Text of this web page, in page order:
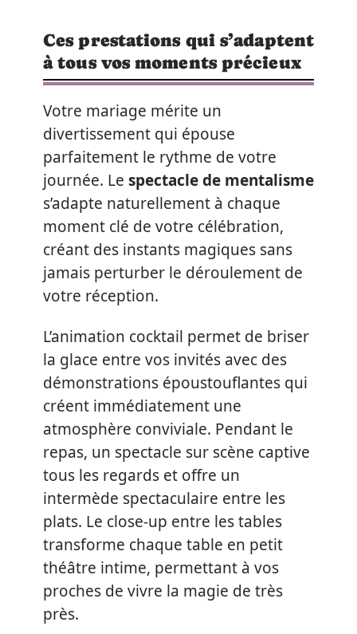
Ces prestations qui s’adaptent
à tous vos moments précieux
Votre mariage mérite un
divertissement qui épouse
parfaitement le rythme de votre
journée. Le spectacle de mentalisme
s’adapte naturellement à chaque
moment clé de votre célébration,
créant des instants magiques sans
jamais perturber le déroulement de
votre réception.
L’animation cocktail permet de briser
la glace entre vos invités avec des
démonstrations époustouflantes qui
créent immédiatement une
atmosphère conviviale. Pendant le
repas, un spectacle sur scène captive
tous les regards et offre un
intermède spectaculaire entre les
plats. Le close-up entre les tables
transforme chaque table en petit
théâtre intime, permettant à vos
proches de vivre la magie de très
près.